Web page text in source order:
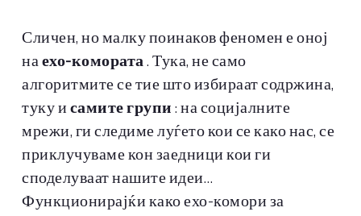
Сличен, но малку поинаков феномен е оној
на ехо-комората . Тука, не само
алгоритмите се тие што избираат содржина,
туку и самите групи : на социјалните
мрежи, ги следиме луѓето кои се како нас, се
приклучуваме кон заедници кои ги
споделуваат нашите идеи…
Функционирајќи како ехо-комори за